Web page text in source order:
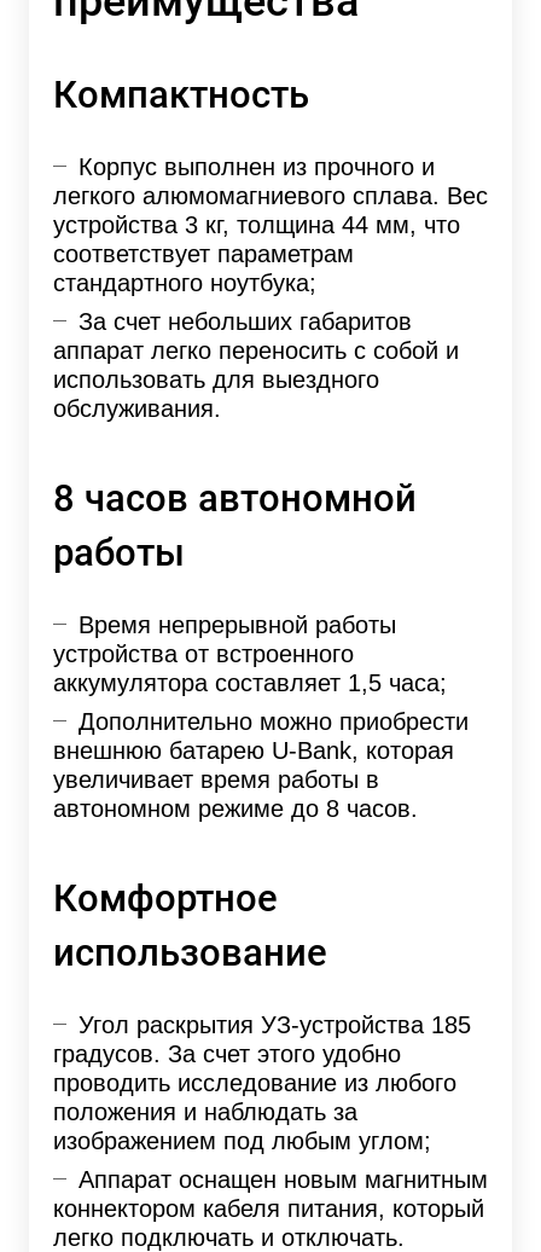
Компактность
Корпус выполнен из прочного и
легкого алюмомагниевого сплава. Вес
устройства 3 кг, толщина 44 мм, что
соответствует параметрам
стандартного ноутбука;
За счет небольших габаритов
аппарат легко переносить с собой и
использовать для выездного
обслуживания.
8 часов автономной
работы
Время непрерывной работы
устройства от встроенного
аккумулятора составляет 1,5 часа;
Дополнительно можно приобрести
внешнюю батарею U-Bank, которая
увеличивает время работы в
автономном режиме до 8 часов.
Комфортное
использование
Угол раскрытия УЗ-устройства 185
градусов. За счет этого удобно
проводить исследование из любого
положения и наблюдать за
изображением под любым углом;
Аппарат оснащен новым магнитным
коннектором кабеля питания, который
легко подключать и отключать.